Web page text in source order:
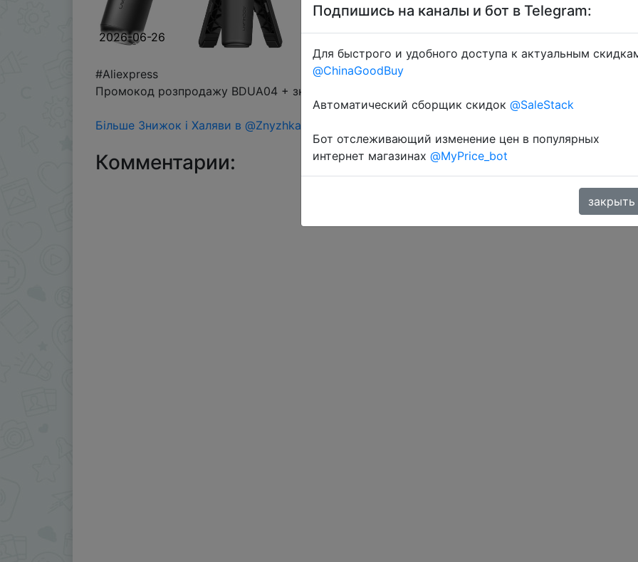
2026-06-26
#Aliexpress
Промокод розпродажу BDUA04 + знижка монетками 370 Coins у додатку через розділ монет.
Більше Знижок і Халяви в @ZnyzhkaUA
Комментарии:
Подпишись на каналы и бот в Telegram:
Для быстрого и удобного доступа к актуальным
@ChinaGoodBuy
Автоматический сборщик скидок @SaleStack
Бот отслеживающий изменение цен в популярных
интернет магазинах @MyPrice_bot
закрыть